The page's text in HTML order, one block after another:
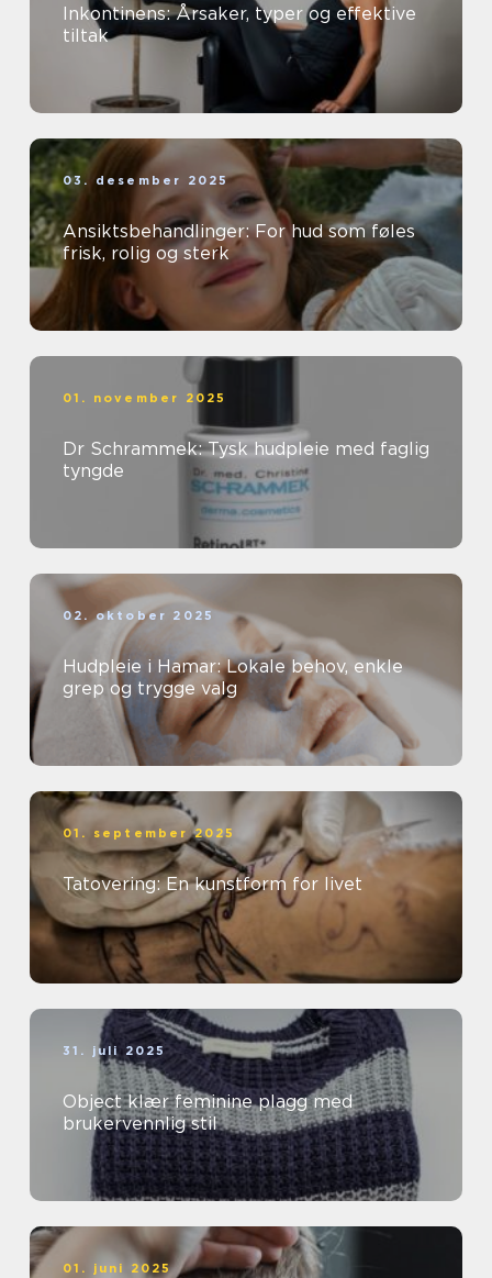
Inkontinens: Årsaker, typer og effektive
tiltak
03. desember 2025
Ansiktsbehandlinger: For hud som føles
frisk, rolig og sterk
01. november 2025
Dr Schrammek: Tysk hudpleie med faglig
tyngde
02. oktober 2025
Hudpleie i Hamar: Lokale behov, enkle
grep og trygge valg
01. september 2025
Tatovering: En kunstform for livet
31. juli 2025
Object klær feminine plagg med
brukervennlig stil
01. juni 2025